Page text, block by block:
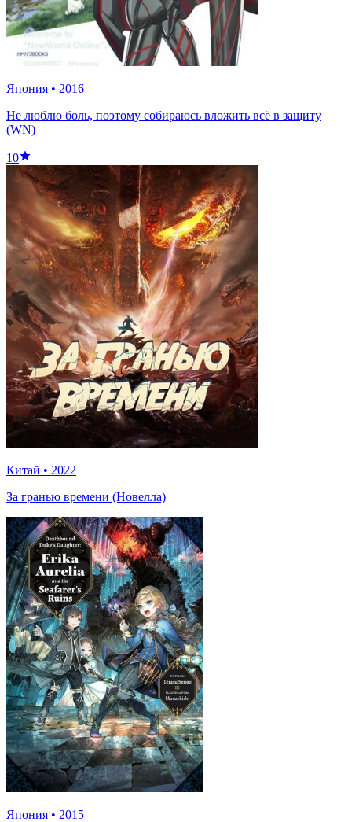
Япония • 2016
Не люблю боль, поэтому собираюсь вложить всё в защиту
(WN)
10
Китай • 2022
За гранью времени (Новелла)
Япония • 2015